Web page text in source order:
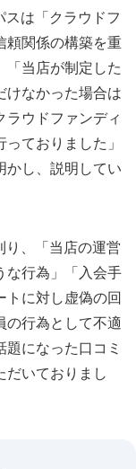
は「クラウドフ
頼関係の構築を重
「当店が制定した
けなかった場合は
ラウドファンディ
ておりました」
かし、説明してい
、「当店の運営
な行為」「入会手
トに対し虚偽の回
の行為として不適
になった口コミ
だいておりまし